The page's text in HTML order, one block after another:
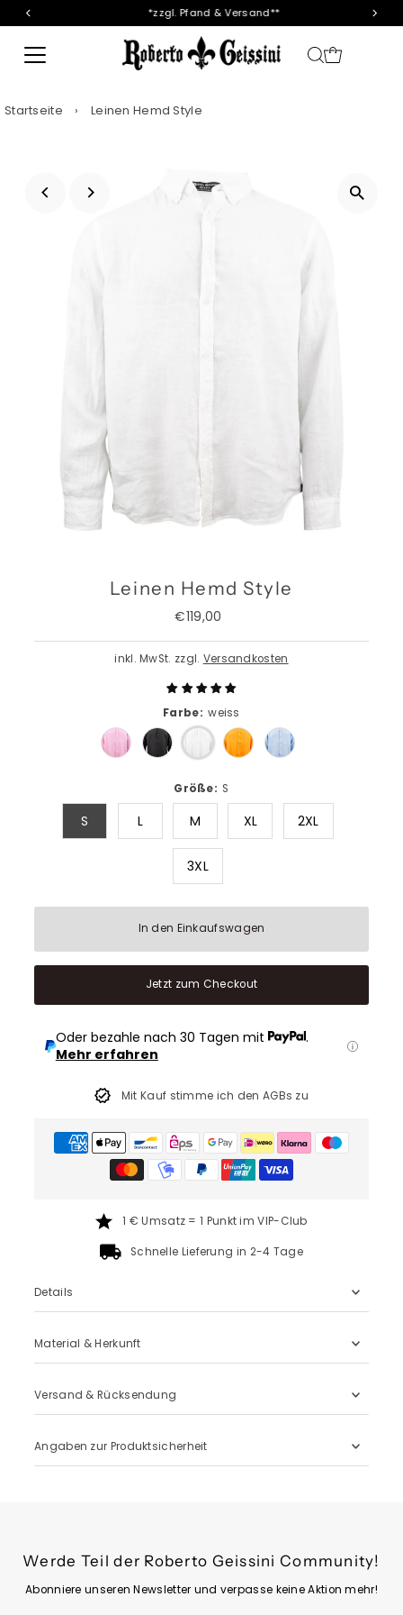
Direkt zum Inhalt
*zzgl. Pfand & Versand**
Startseite › Leinen Hemd Style
Leinen Hemd Style
Regulärer
€119,00
inkl. MwSt. zzgl. Versandkosten
Farbe: weiss
Größe: S
S L M XL 2XL
3XL
In den Einkaufswagen
Jetzt zum Checkout
Oder bezahle nach 30 Tagen mit
.
Mehr erfahren
Mit Kauf stimme ich den AGBs zu
1 € Umsatz = 1 Punkt im VIP-Club
Schnelle Lieferung in 2-4 Tage
Details
Material & Herkunft
Versand & Rücksendung
Angaben zur Produktsicherheit
Werde Teil der Roberto Geissini Community!
Abonniere unseren Newsletter und verpasse keine Aktion mehr!